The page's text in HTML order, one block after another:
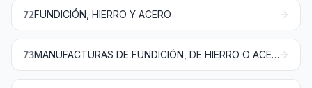
72FUNDICIÓN, HIERRO Y ACERO
73 MANUFACTURAS DE FUNDICIÓN, DE HIERRO O ACERO